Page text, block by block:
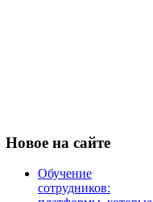
Новое на сайте
Обучение
сотрудников: